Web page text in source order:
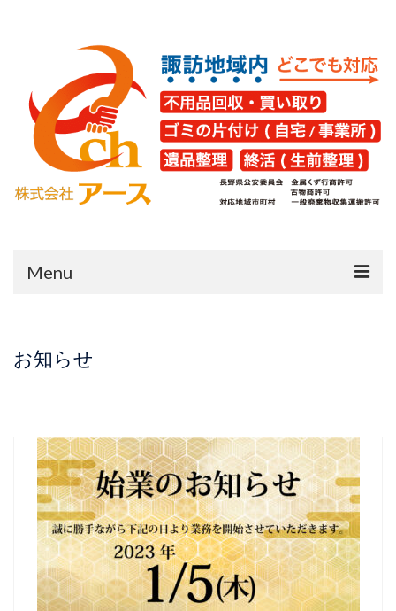
Menu
片付け・不用品回収
作業料金
作業実例
会社概要
お問い合わせ
お知らせ